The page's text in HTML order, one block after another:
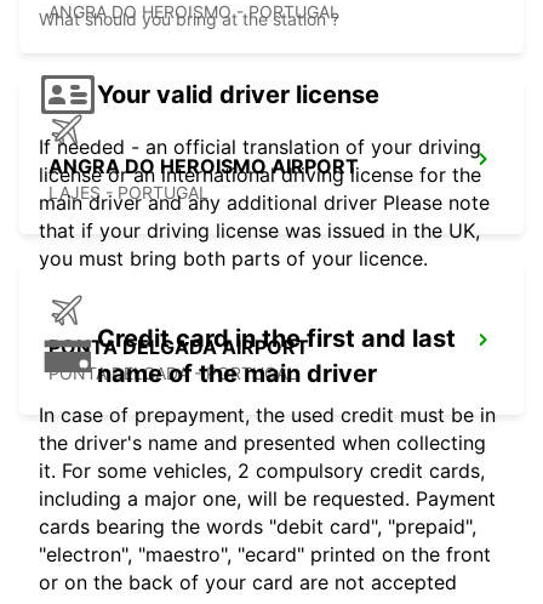
ANGRA DO HEROISMO - PORTUGAL
ANGRA DO HEROISMO AIRPORT
LAJES - PORTUGAL
PONTA DELGADA AIRPORT
PONTA DELGADA - PORTUGAL
What should you bring at the station ?
Your valid driver license
If needed - an official translation of your driving
license or an international driving license for the
main driver and any additional driver Please note
that if your driving license was issued in the UK,
you must bring both parts of your licence.
Credit card in the first and last
name of the main driver
In case of prepayment, the used credit must be in
the driver's name and presented when collecting
it. For some vehicles, 2 compulsory credit cards,
including a major one, will be requested. Payment
cards bearing the words "debit card", "prepaid",
"electron", "maestro", "ecard" printed on the front
or on the back of your card are not accepted